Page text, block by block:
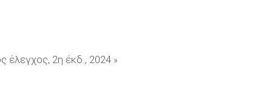
έλεγχος, 2η έκδ., 2024»